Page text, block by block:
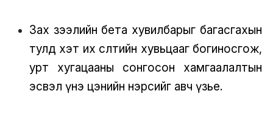
Зах зээлийн бета хувилбарыг багасгахын
тулд хэт их өсөлтийн хувьцааг богиносгож,
урт хугацааны сонгосон хамгаалалтын
эсвэл үнэ цэнийн нэрсийг авч үзье.